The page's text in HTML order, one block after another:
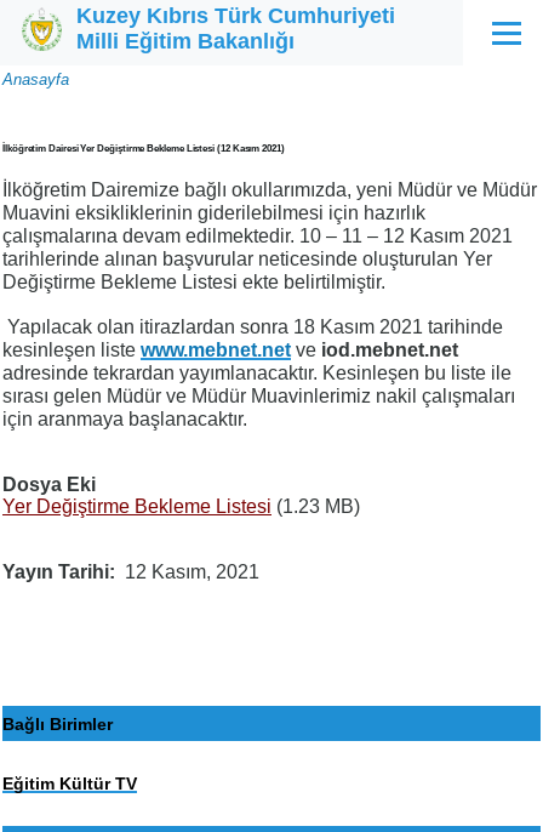
Ana içeriğe atla
Kuzey Kıbrıs Türk Cumhuriyeti
Milli Eğitim Bakanlığı
Menü
Sayfa
Anasayfa
İlköğretim Dairesi Yer Değiştirme Bekleme Listesi (12 Kasım 2021)
İlköğretim Dairemize bağlı okullarımızda, yeni Müdür ve Müdür
Muavini eksikliklerinin giderilebilmesi için hazırlık
çalışmalarına devam edilmektedir. 10 – 11 – 12 Kasım 2021
tarihlerinde alınan başvurular neticesinde oluşturulan Yer
Değiştirme Bekleme Listesi ekte belirtilmiştir.
Yapılacak olan itirazlardan sonra 18 Kasım 2021 tarihinde
kesinleşen liste www.mebnet.net ve iod.mebnet.net
adresinde tekrardan yayımlanacaktır. Kesinleşen bu liste ile
sırası gelen Müdür ve Müdür Muavinlerimiz nakil çalışmaları
için aranmaya başlanacaktır.
Dosya Eki
Yer Değiştirme Bekleme Listesi (1.23 MB)
Yayın Tarihi 12 Kasım, 2021
Bağlı Birimler
Eğitim Kültür TV